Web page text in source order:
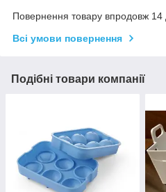
Повернення товару впродовж 14
Всі умови повернення
Подібні товари компанії